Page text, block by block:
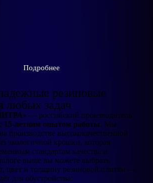
Подробнее
резиновые
любых задач
— российский производитель
15-летним опытом работы. Мы
производстве высококачественной
экологичной крошки, которая
стандартам качества и
выше вы можете выбрать
цвет и толщину резиновой плитки —
для обустройства: